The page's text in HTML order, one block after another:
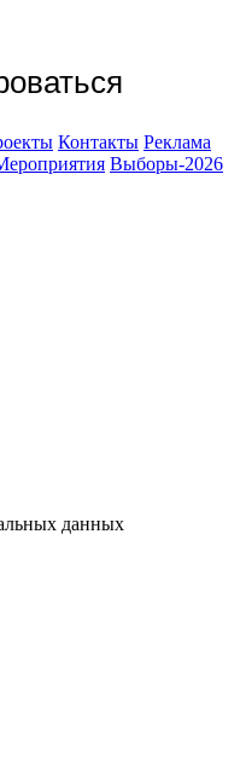
Контакты Реклама
Выборы-2026
данных